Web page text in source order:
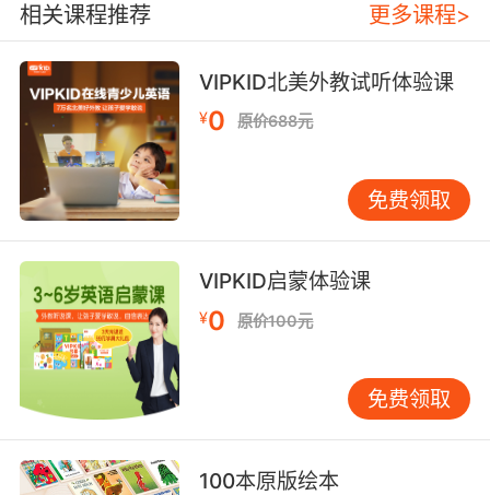
示有效的身份证件，如护照等。安检人员会仔细
核对护照上的照片、姓名、出生日期等关键信息
与乘客本人是否相符。这一步骤不仅考验乘客对
英语指令的理解，如“Please show me your
passport.”（请出示您的护照），也要求安检人
员具备准确的英语交流能力，以便清晰地告知乘
客相关要求。
接着是登机牌信息核对，安检人员会查看登机牌
上的航班号、座位号等信息与乘客所持证件及口
头表述是否一致。在这个过程中，可能会出现一
些特殊情况，比如乘客不小心拿错登机牌或者证
件信息有误等。此时，就需要双方良好的英语沟
通能力来解决问题，例如乘客可以说“I think
there might be a mistake. Let me check
again.”（我觉得可能出错了，让我再检查一
下）。
相关课程推荐 更多课程>
VIPKID北美外教试听体验课
¥0 原价688元
免费领取
VIPKID启蒙体验课
¥0 原价100元
免费领取
100本原版绘本